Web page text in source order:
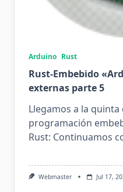
Arduino Rust
Rust-Embebido
externas parte 5
Llegamos a la
programación
Rust: Continuamos
Webmaster Jul 17,